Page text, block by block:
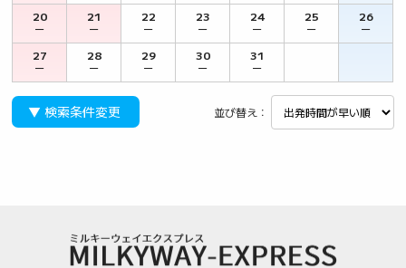
20
－
21
－
22
－
23
－
24
－
25
－
26
－
27
－
28
－
29
－
30
－
31
－
▼ 検索条件変更 並び替え：